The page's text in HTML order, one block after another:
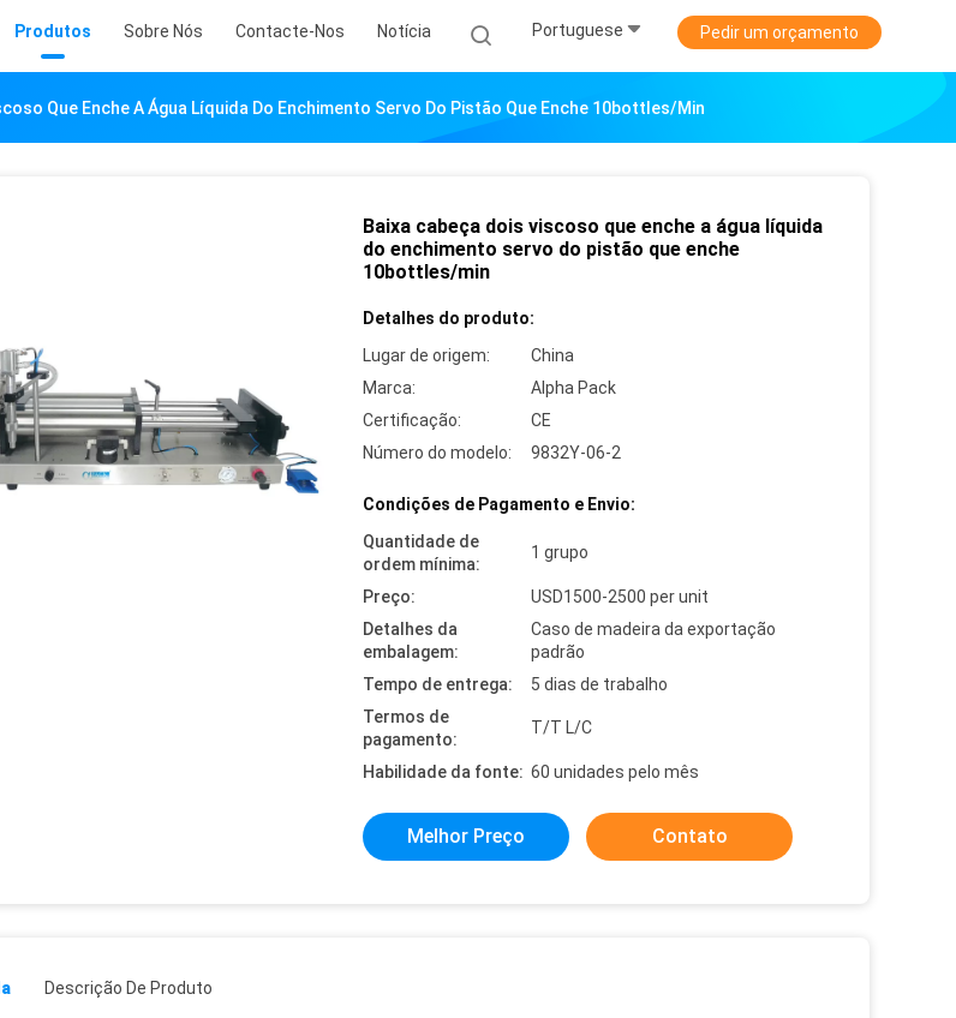
Produtos Sobre Nós Contacte-Nos Notícia Portuguese Pedir um orçamento
Que Enche A Água Líquida Do Enchimento Servo Do Pistão Que Enche 10bottles/min
Baixa cabeça dois viscoso que enche a água líquida
do enchimento servo do pistão que enche
10bottles/min
Detalhes do produto:
Lugar de origem:
China
Marca:
Alpha Pack
Certificação:
CE
Número do modelo:
9832Y-06-2
Condições de Pagamento e Envio:
Quantidade de
ordem mínima:
1 grupo
Preço:
USD1500-2500 per unit
Detalhes da
embalagem:
Caso de madeira da exportação
padrão
Tempo de entrega:
5 dias de trabalho
Termos de
pagamento:
T/T L/C
Habilidade da fonte: 60 unidades pelo mês
Melhor Preço Contato
Descrição De Produto